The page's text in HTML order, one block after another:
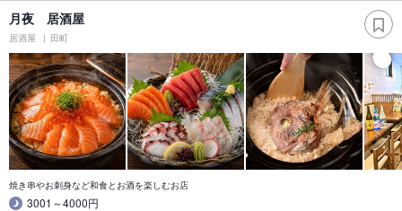
月夜 居酒屋
居酒屋 田町
焼き串やお刺身など和食とお酒を楽しむお店
3001～4000円